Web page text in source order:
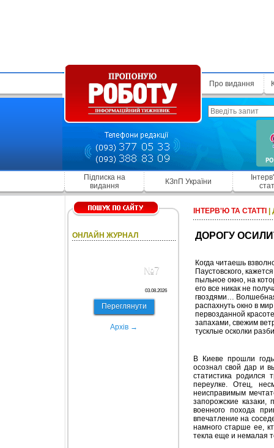
Про видання
Підписка на
видання
КЗпП України
ОНЛАЙН ЖУРНАЛ
№7
03.08.2026
Переглянути
Архів →
ІНТЕРВ'Ю ТА СТАТТІ
ДОРОГУ
Когда читаешь
Паустовского,
пыльное окно, на
его все никак не
гвоздями…
распахнуть окно в
первозданной
запахами, свежим
тусклые осколки
В Киеве прошли
осознал свой дар и
статистика родился
переулке. Отец,
неисправимым
запорожские
военного похода
впечатление на
намного старше ее,
текла еще и немалая